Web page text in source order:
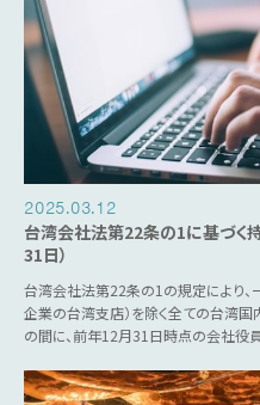
2025.03.12
台湾会社法第22条の1に基づく
31日）
台湾会社法第22条の1の規定により、
企業の台湾支店）を除く全ての台湾
の間に、前年12月31日時点の会社役員